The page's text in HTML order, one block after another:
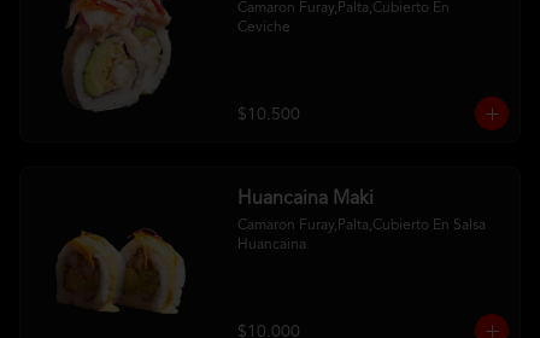
Camaron Furay,Palta,Cubierto En
Ceviche
$10.500
Huancaina Maki
Camaron Furay,Palta,Cubierto En Salsa
Huancaina
$10.000